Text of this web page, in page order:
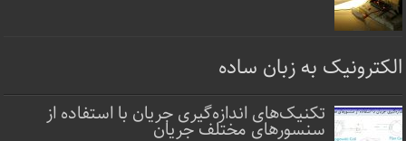
الکترونیک به زبان ساده
تکنیک‌های اندازه‌گیری جریان با استفاده از
سنسورهای مختلف جریان